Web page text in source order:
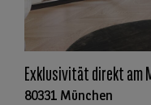
Exklusivität direkt am
80331 München